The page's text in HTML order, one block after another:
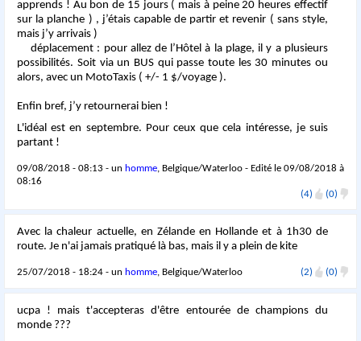
apprends ! Au bon de 15 jours ( mais à peine 20 heures effectif
sur la planche ) , j’étais capable de partir et revenir ( sans style,
mais j’y arrivais )
déplacement : pour allez de l’Hôtel à la plage, il y a plusieurs
possibilités. Soit via un BUS qui passe toute les 30 minutes ou
alors, avec un MotoTaxis ( +/- 1 $/voyage ).
Enfin bref, j’y retournerai bien !
L'idéal est en septembre. Pour ceux que cela intéresse, je suis
partant !
09/08/2018 - 08:13 - un homme, Belgique/Waterloo - Edité le 09/08/2018 à
08:16
(4)
(0)
Avec la chaleur actuelle, en Zélande en Hollande et à 1h30 de
route. Je n'ai jamais pratiqué là bas, mais il y a plein de kite
25/07/2018 - 18:24 - un homme, Belgique/Waterloo (2) (0)
ucpa ! mais t'accepteras d'être entourée de champions du
monde ???